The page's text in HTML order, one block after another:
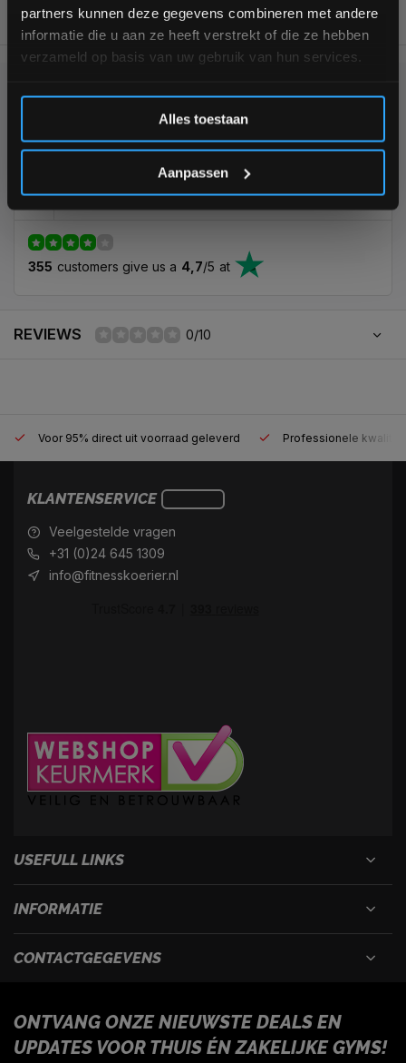
partners kunnen deze gegevens combineren met andere
informatie die u aan ze heeft verstrekt of die ze hebben
verzameld op basis van uw gebruik van hun services.
Alles toestaan
Aanpassen
BESCHRIJVING
KUNNEN WE HELPEN?
+31 (0)24 645 1309
355 customers give us a 4,7/5 at
REVIEWS 0/10
Voor 95% direct uit voorraad geleverd Professionele
KLANTENSERVICE
Veelgestelde vragen
+31 (0)24 645 1309
info@fitnesskoerier.nl
USEFULL LINKS
INFORMATIE
CONTACTGEGEVENS
ONTVANG ONZE NIEUWSTE DEALS EN
UPDATES VOOR THUIS ÉN ZAKELIJKE GYMS!
Inschrijven
*Verzendkosten vallen buiten de korting